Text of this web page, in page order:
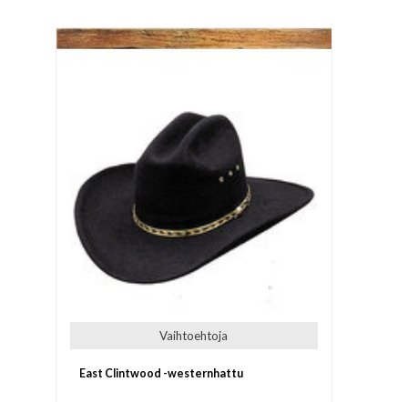
Vaihtoehtoja
East Clintwood -westernhattu